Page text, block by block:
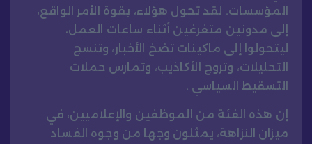
المؤسسات. لقد تحول هؤلاء، بقوة الأمر الواقع،
إلى مدونين متفرغين أثناء ساعات العمل،
ليتحولوا إلى ماكينات تضخ الأخبار، وتنسج
التحليلات، وتروج الأكاذيب، وتمارس حملات
التسقيط السياسي .
إن هذه الفئة من الموظفين والإعلاميين، في
ميزان النزاهة، يمثلون وجها من وجوه الفساد